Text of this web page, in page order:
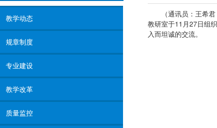
教学动态
规章制度
专业建设
教学改革
质量监控
（通讯员：王希
教研室于11月27日组
入而坦诚的交流。